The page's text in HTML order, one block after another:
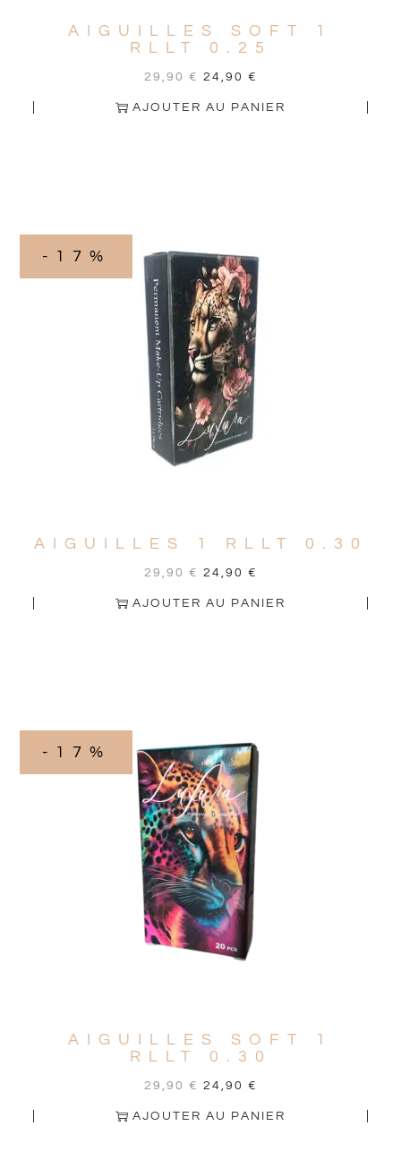
AIGUILLES SOFT 1
RLLT 0.25
29,90 € 24,90 €
AJOUTER AU PANIER
-17%
AIGUILLES 1 RLLT 0.30
29,90 € 24,90 €
AJOUTER AU PANIER
-17%
AIGUILLES SOFT 1
RLLT 0.30
29,90 € 24,90 €
AJOUTER AU PANIER